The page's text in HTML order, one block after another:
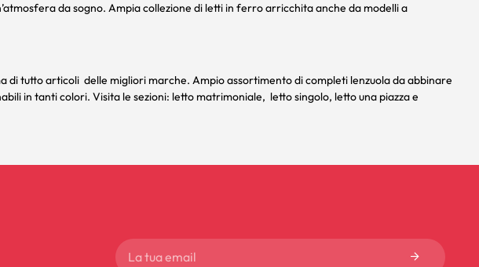
da sogno. Ampia collezione di letti in ferro arricchita anche da modelli a
di tutto articoli delle migliori marche. Ampio assortimento di completi lenzuola da abbinare
in tanti colori. Visita le sezioni: letto matrimoniale, letto singolo, letto una piazza e